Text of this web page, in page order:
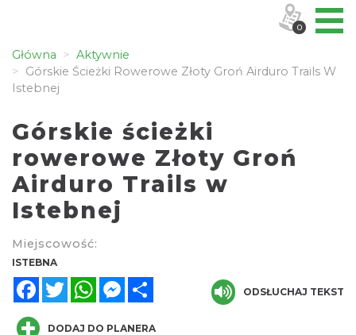
Główna
Aktywnie
Górskie Ścieżki Rowerowe Złoty Groń Airduro Trails W
Istebnej
Górskie ścieżki
rowerowe Złoty Groń
Airduro Trails w
Istebnej
Miejscowość:
ISTEBNA
FacebookTwitterWhatsAppMessenger
ODSŁUCHAJ TEKST
DODAJ DO PLANERA
0